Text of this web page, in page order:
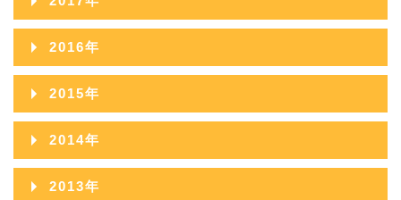
2024年03月
2024年02月
2024年01月
2023年05月
2023年03月
2023年02月
2023年01月
2022年06月
2022年05月
2022年03月
2022年02月
2021年07月
2021年06月
2021年05月
2021年03月
2020年09月
2020年08月
2020年07月
2020年06月
2020年05月
2019年10月
2019年09月
2019年08月
2019年07月
2019年06月
2018年11月
2018年10月
2018年09月
2018年08月
2018年07月
2017年12月
2017年11月
2017年10月
2017年09月
2017年08月
2016年
2016年12月
2016年11月
2016年10月
2016年09月
2015年
2015年12月
2015年11月
2014年
2014年12月
2013年